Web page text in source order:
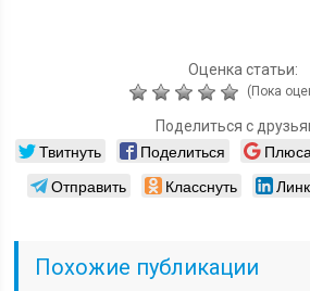
Оценка статьи:
(Пока
Поделиться с
Твитнуть Поделиться
Отправить
Класснуть
Похожие публикации